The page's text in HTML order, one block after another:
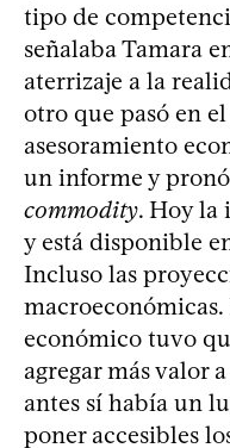
tipo de
señalaba Tamara
aterrizaje a la
otro que pasó en
asesoramiento
un informe y
commodity. Hoy la
y está disponible
Incluso las
macroeconómicas.
económico tuvo
agregar más valor
antes sí había un
poner accesibles